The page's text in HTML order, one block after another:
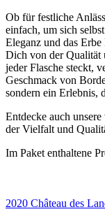
Ob für festliche
einfach, um sich
Eleganz und das
Dich von der Qualität
jeder Flasche steckt,
Geschmack von
sondern ein Erlebnis,
Entdecke auch unsere
der Vielfalt und
Im Paket enthaltene
2020 Château des